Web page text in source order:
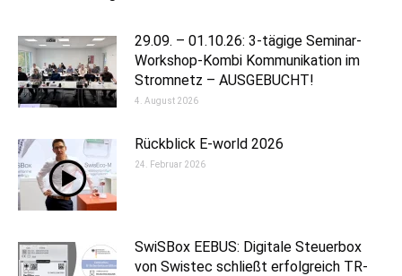
29.09. – 01.10.26: 3-tägige Seminar-
Workshop-Kombi Kommunikation im
Stromnetz – AUSGEBUCHT!
4. August 2026
Rückblick E-world 2026
24. Februar 2026
SwiSBox EEBUS: Digitale Steuerbox
von Swistec schließt erfolgreich TR-